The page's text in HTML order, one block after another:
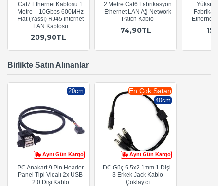
Cat7 Ethernet Kablosu 1
Metre – 10Gbps 600MHz
Flat (Yassı) RJ45 İnternet
LAN Kablosu
209,90TL
2 Metre Cat6 Fabrikasyon
Ethernet LAN Ağ Network
Patch Kablo
74,90TL
Yüksek
Ethernet
Birlikte Satın Alınanlar
Aynı Gün Kargo
20cm
PC Anakart 9 Pin Header
Panel Tipi Vidalı 2x USB
2.0 Dişi Kablo
Aynı Gün Kargo
En Çok Satan
40cm
DC Güç 5.5x2.1mm 1 Dişi-
3 Erkek Jack Kablo
Çoklayıcı